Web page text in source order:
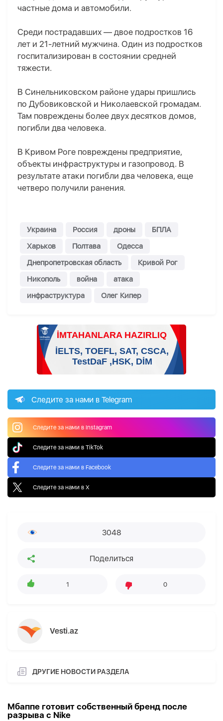
частные дома и автомобили.
Среди пострадавших — двое подростков 16
лет и 21-летний мужчина. Один из подростков
госпитализирован в состоянии средней
тяжести.
В Синельниковском районе удары пришлись
по Дубовиковской и Николаевской громадам.
Там повреждены более двух десятков домов,
погибли два человека.
В Кривом Роге повреждены предприятие,
объекты инфраструктуры и газопровод. В
результате атаки погибли два человека, еще
четверо получили ранения.
Украина Россия дроны
БПЛА
Харьков
Полтава
Одесса
Днепропетровская область
Кривой Рог
Никополь
война
атака
инфраструктура
Олег Кипер
Следите за нами в Telegram
Следите за нами в Instagram
Следите за нами в TikTok
Следите за нами в Facebook
Следите за нами в X
3048
Поделиться
1 0
Vesti.az
ДРУГИЕ НОВОСТИ РАЗДЕЛА
Мбаппе готовит собственный бренд после
разрыва с Nike